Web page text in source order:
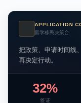
APPLICATION
留学移民决策台
把政策、申请时间线
再决定行动。
32%
签证